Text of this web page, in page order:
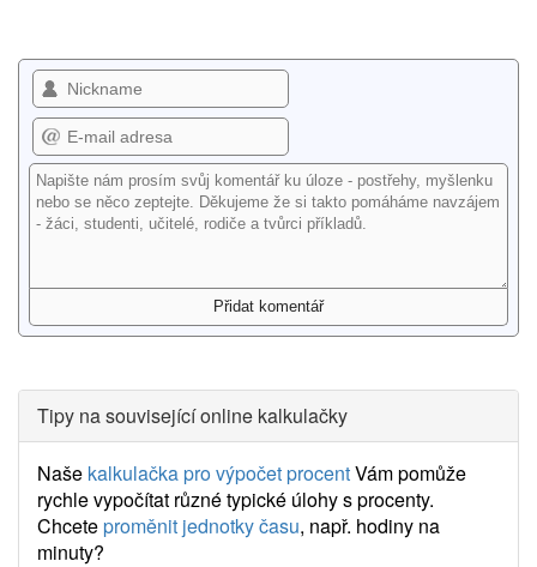
Tipy na související online kalkulačky
Naše kalkulačka pro výpočet procentVám pomůže
rychle vypočítat různé typické úlohy s procenty.
Chceteproměnit jednotky času, např. hodiny na
minuty?